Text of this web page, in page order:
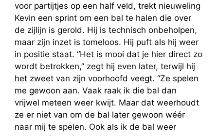
voor partijtjes op een half veld, trekt nieuweling
Kevin een sprint om een bal te halen die over
de zijlijn is gerold. Hij is technisch onbeholpen,
maar zijn inzet is tomeloos. Hij puft als hij weer
in positie staat. “Het is mooi dat je hier direct zo
wordt betrokken,” zegt hij even later, terwijl hij
het zweet van zijn voorhoofd veegt. “Ze spelen
me gewoon aan. Vaak raak ik die bal dan
vrijwel meteen weer kwijt. Maar dat weerhoudt
ze er niet van om de bal later gewoon wéér
naar mij te spelen. Ook als ik de bal weer